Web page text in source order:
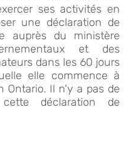
ses activités en
une déclaration de
auprès du ministère
et des
dans les 60 jours
elle commence à
Ontario. Il n'y a pas de
déclaration de